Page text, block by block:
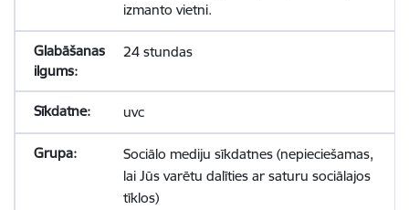
izmanto vietni.
24 stundas
uvc
Sociālo mediju sīkdatnes (nepieciešamas,
lai Jūs varētu dalīties ar saturu sociālajos
tīklos)